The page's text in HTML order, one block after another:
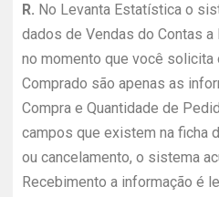
R. No Levanta Estatística o
dados de Vendas do Contas a
no momento que você solicita
Comprado são apenas as
Compra e Quantidade de
campos que existem na ficha
ou cancelamento, o sistema
Recebimento a informação é